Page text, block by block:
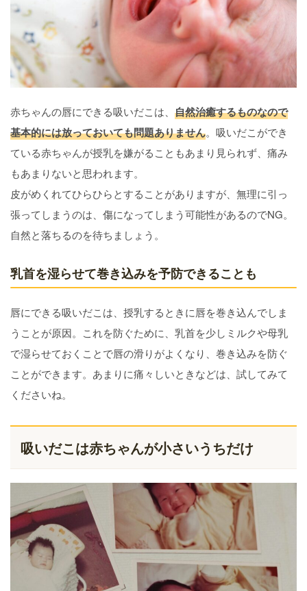
赤ちゃんの唇にできる吸いだこは、 自然治癒するものなので
基本的には放っておいても問題ありません。吸いだこができ
ている赤ちゃんが授乳を嫌がることもあまり見られず、痛み
もあまりないと思われます。
皮がめくれてひらひらとすることがありますが、無理に引っ
張ってしまうのは、傷になってしまう可能性があるのでNG。
自然と落ちるのを待ちましょう。
乳首を湿らせて巻き込みを予防できることも
唇にできる吸いだこは、授乳するときに唇を巻き込んでしま
うことが原因。これを防ぐために、乳首を少しミルクや母乳
で湿らせておくことで唇の滑りがよくなり、巻き込みを防ぐ
ことができます。あまりに痛々しいときなどは、試してみて
くださいね。
吸いだこは赤ちゃんが小さいうちだけ